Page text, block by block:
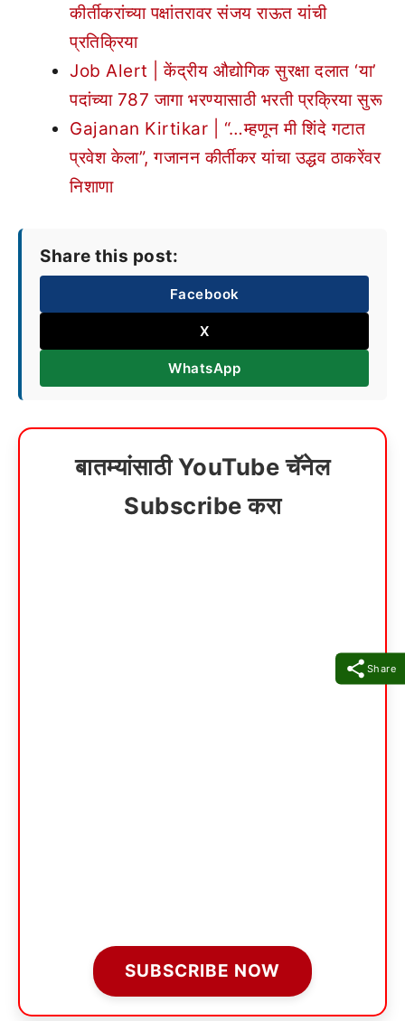
Share
कीर्तीकरांच्या पक्षांतरावर संजय राऊत यांची
प्रतिक्रिया
Job Alert | केंद्रीय औद्योगिक सुरक्षा दलात ‘या’
पदांच्या 787 जागा भरण्यासाठी भरती प्रक्रिया सुरू
Gajanan Kirtikar | “…म्हणून मी शिंदे गटात
प्रवेश केला”, गजानन कीर्तीकर यांचा उद्धव ठाकरेंवर
निशाणा
Share this post:
Facebook
X
WhatsApp
बातम्यांसाठी YouTube चॅनेल
Subscribe करा
SUBSCRIBE NOW